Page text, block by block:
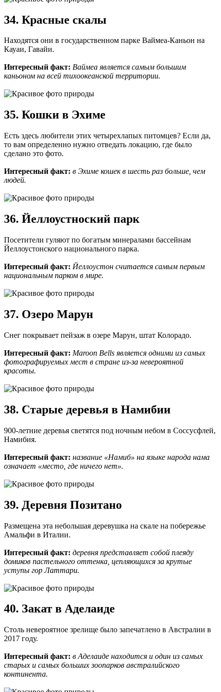
34. Красные скалы
Находятся они в государственном парке Ваймеа-Каньон на
Кауаи, Гавайи.
Интересный факт: Ваймеа является самым большим
каньоном на всей тихоокеанской территории.
35. Кошки в Эхиме
Есть здесь любители этих четырехлапых питомцев? Если да,
то вам определенно нужно отведать локацию, где было
сделано это фото.
Интересный факт: в Эхиме кошек в шесть раз больше, чем
людей.
36. Йеллоустноский парк
Посетители гуляют по богатым минералами бассейнам
Йеллоустонского национального парка.
Интересный факт: Йеллоустон считается самым первым
национальным парком в мире.
37. Озеро Марун
Снег покрывает пейзаж в озере Марун, штат Колорадо.
Интересный факт: Maroon Bells является одними из самых
фотографируемых мест в стране из-за невероятной
красоты.
38. Старые деревья в Намибии
900-летние деревья светятся под ночным небом в Соссусфлей,
Намибия.
Интересный факт: название «Намиб» на языке народа нама
означает «место, где ничего нет».
39. Деревня Позитано
Размещена эта небольшая деревушка на скале на побережье
Амальфи в Италии.
Интересный факт: деревня представляет собой плеяду
домиков пастельного оттенка, цепляющихся за крутые
уступы гор Латтари.
40. Закат в Аделаиде
Столь невероятное зрелище было запечатлено в Австралии в
2017 году.
Интересный факт: в Аделаиде находится и один из самых
старых и самых больших зоопарков австралийского
континента.